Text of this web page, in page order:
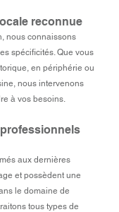
reconnue
nous connaissons
spécificités. Que vous
en périphérie ou
nous intervenons
à vos besoins.
aux dernières
et possèdent une
le domaine de
tous types de